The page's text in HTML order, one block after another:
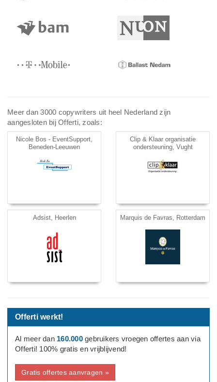
Meer dan 3000 copywriters uit heel Nederland zijn
aangesloten bij Offerti, zoals:
Nicole Bos - EventSupport,
Beneden-Leeuwen
Clip & Klaar organisatie
ondersteuning, Vught
Adsist, Heerlen Marquis de Favras, Rotterdam
Offerti werkt!
Al meer dan 160.000gebruikers vroegen offertes aan via
Offerti! 100% gratis en vrijblijvend!
Gratis offertes aanvragen »